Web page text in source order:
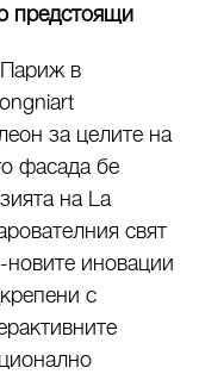
предстоящи
в
за целите на
фасада бе
на La
свят
новите иновации
с